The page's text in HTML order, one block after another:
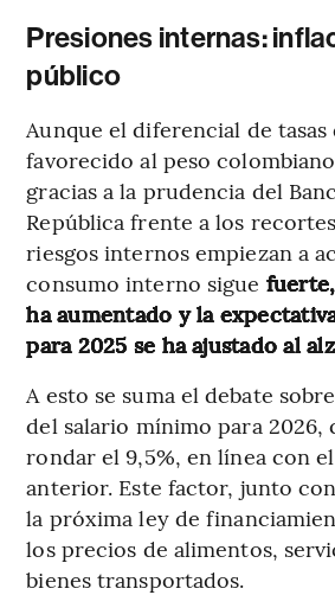
Presiones internas:
público
Aunque el diferencial de
favorecido al peso
gracias a la prudencia del
República frente a los
riesgos internos empiezan a
consumo interno sigue
ha aumentado y la
para 2025 se ha ajustado al
A esto se suma el debate
del salario mínimo para 2026,
rondar el 9,5%, en línea con
anterior. Este factor, junto
la próxima ley de
los precios de alimentos,
bienes transportados.